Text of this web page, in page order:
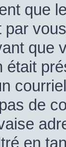
que
que
était
de
en